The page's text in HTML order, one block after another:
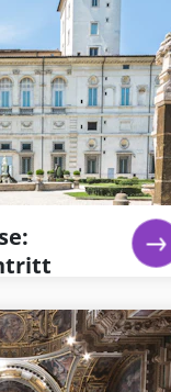
Borghese:
Eintritt
in Rom: einst
von Kardinal Scipione
dort zu sehen ist. Zu
Hell-Dunkel-Gemälde
und „Junge mit
Berninis „David“.
Weiterlesen...